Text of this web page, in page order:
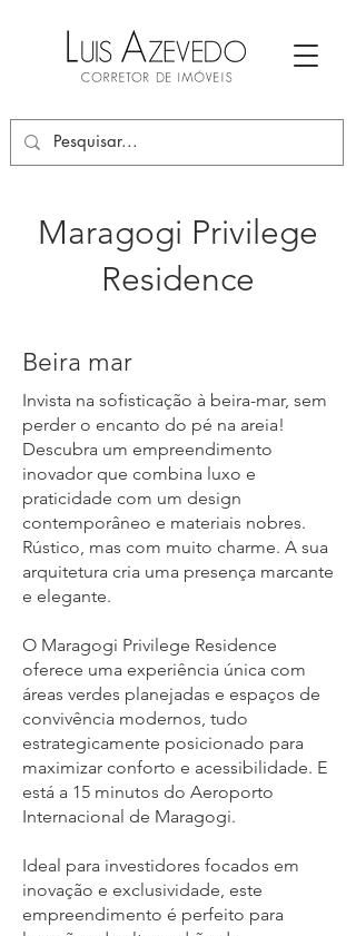
Maragogi Privilege
Residence
Beira mar
Invista na sofisticação à beira-mar, sem
perder o encanto do pé na areia!
Descubra um empreendimento
inovador que combina luxo e
praticidade com um design
contemporâneo e materiais nobres.
Rústico, mas com muito charme. A sua
arquitetura cria uma presença marcante
e elegante.
O Maragogi Privilege Residence
oferece uma experiência única com
áreas verdes planejadas e espaços de
convivência modernos, tudo
estrategicamente posicionado para
maximizar conforto e acessibilidade. E
está a 15 minutos do Aeroporto
Internacional de Maragogi.
Ideal para investidores focados em
inovação e exclusividade, este
empreendimento é perfeito para